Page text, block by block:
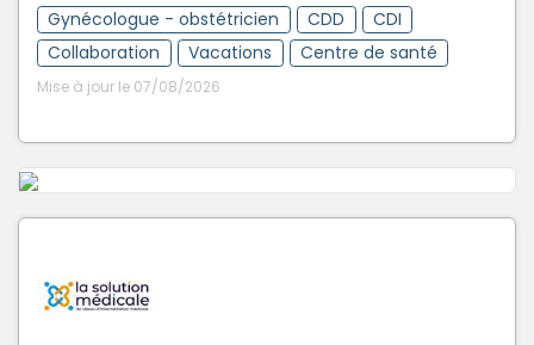
Gynécologue - obstétricien CDD
CDI
Collaboration
Vacations Centre de santé
Mise à jour le 07/08/2026